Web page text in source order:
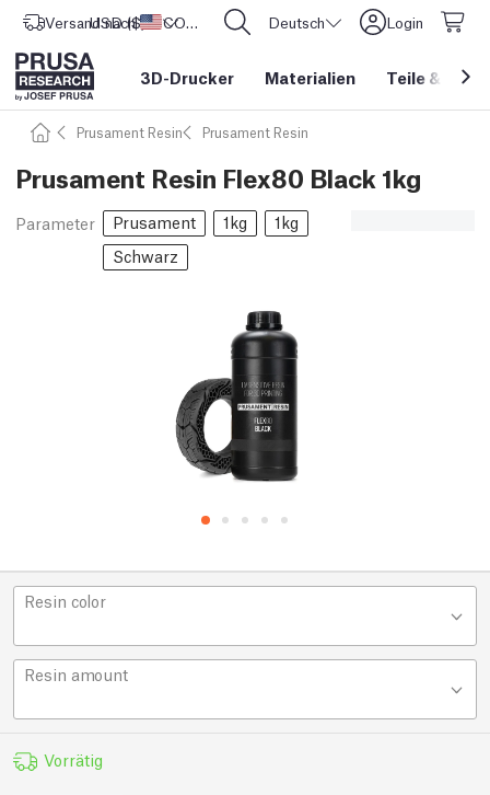
Versand nach Vereinigte Staaten
USD ($) CORE One L: Jetzt auf Lager! Deutsch Login
3D-Drucker Materialien Teile &
Prusament Resin Prusament Resin
Prusament Resin Flex80 Black 1kg
Parameter Prusament 1kg
1kg
Schwarz
Resin color
Resin amount
Vorrätig